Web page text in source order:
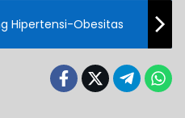
Hipertensi-Obesitas